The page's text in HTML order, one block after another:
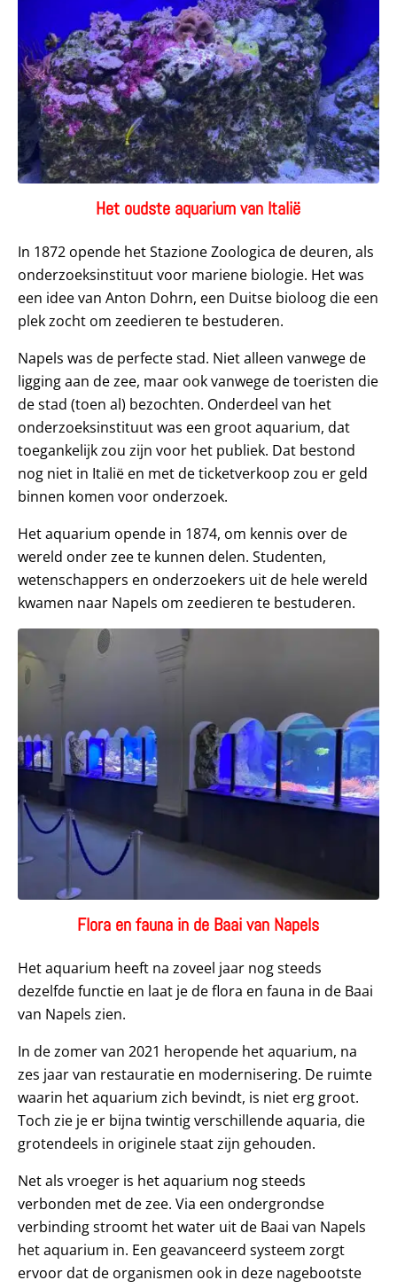
Het oudste aquarium van Italië
In 1872 opende het Stazione Zoologica de deuren, als
onderzoeksinstituut voor mariene biologie. Het was
een idee van Anton Dohrn, een Duitse bioloog die een
plek zocht om zeedieren te bestuderen.
Napels was de perfecte stad. Niet alleen vanwege de
ligging aan de zee, maar ook vanwege de toeristen die
de stad (toen al) bezochten. Onderdeel van het
onderzoeksinstituut was een groot aquarium, dat
toegankelijk zou zijn voor het publiek. Dat bestond
nog niet in Italië en met de ticketverkoop zou er geld
binnen komen voor onderzoek.
Het aquarium opende in 1874, om kennis over de
wereld onder zee te kunnen delen. Studenten,
wetenschappers en onderzoekers uit de hele wereld
kwamen naar Napels om zeedieren te bestuderen.
Flora en fauna in de Baai van Napels
Het aquarium heeft na zoveel jaar nog steeds
dezelfde functie en laat je de flora en fauna in de Baai
van Napels zien.
In de zomer van 2021 heropende het aquarium, na
zes jaar van restauratie en modernisering. De ruimte
waarin het aquarium zich bevindt, is niet erg groot.
Toch zie je er bijna twintig verschillende aquaria, die
grotendeels in originele staat zijn gehouden.
Net als vroeger is het aquarium nog steeds
verbonden met de zee. Via een ondergrondse
verbinding stroomt het water uit de Baai van Napels
het aquarium in. Een geavanceerd systeem zorgt
ervoor dat de organismen ook in deze nagebootste